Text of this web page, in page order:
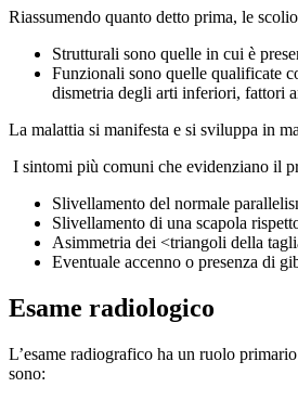
Riassumendo quanto detto prima, le
Strutturali sono quelle in cui è
Funzionali sono quelle qualificate
dismetria degli arti inferiori, fattori
La malattia si manifesta e si sviluppa in
I sintomi più comuni che evidenziano il
Slivellamento del normale
Slivellamento di una scapola
Asimmetria dei <triangoli della
Eventuale accenno o presenza di
Esame radiologico
L’esame radiografico ha un ruolo
sono: